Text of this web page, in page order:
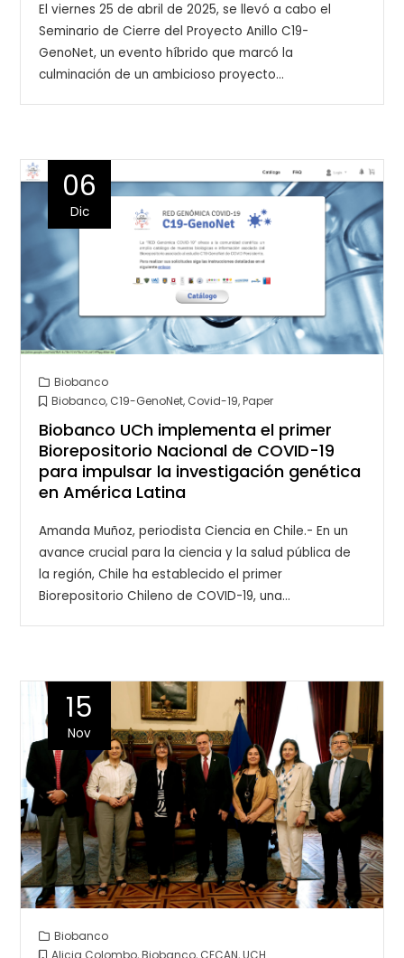
El viernes 25 de abril de 2025, se llevó a cabo el
Seminario de Cierre del Proyecto Anillo C19-
GenoNet, un evento híbrido que marcó la
culminación de un ambicioso proyecto…
06
Dic
Biobanco
Biobanco, C19-GenoNet, Covid-19,Paper
Biobanco UCh implementa el primer
Biorepositorio Nacional de COVID-19
para impulsar la investigación genética
en América Latina
Amanda Muñoz, periodista Ciencia en Chile.- En un
avance crucial para la ciencia y la salud pública de
la región, Chile ha establecido el primer
Biorepositorio Chileno de COVID-19, una…
15
Nov
Biobanco
Alicia Colombo,Biobanco, CECAN,UCH